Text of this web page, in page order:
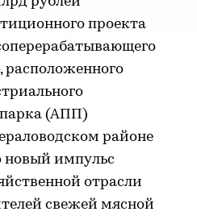
проекта
расположенного
(АПП)
районе
новый импульс
отрасли
свежей мясной